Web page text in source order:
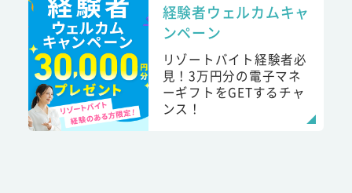
経験者ウェルカムキャ
ンペーン
リゾートバイト経験者必
見！3万円分の電子マネ
ーギフトをGETするチャ
ンス！